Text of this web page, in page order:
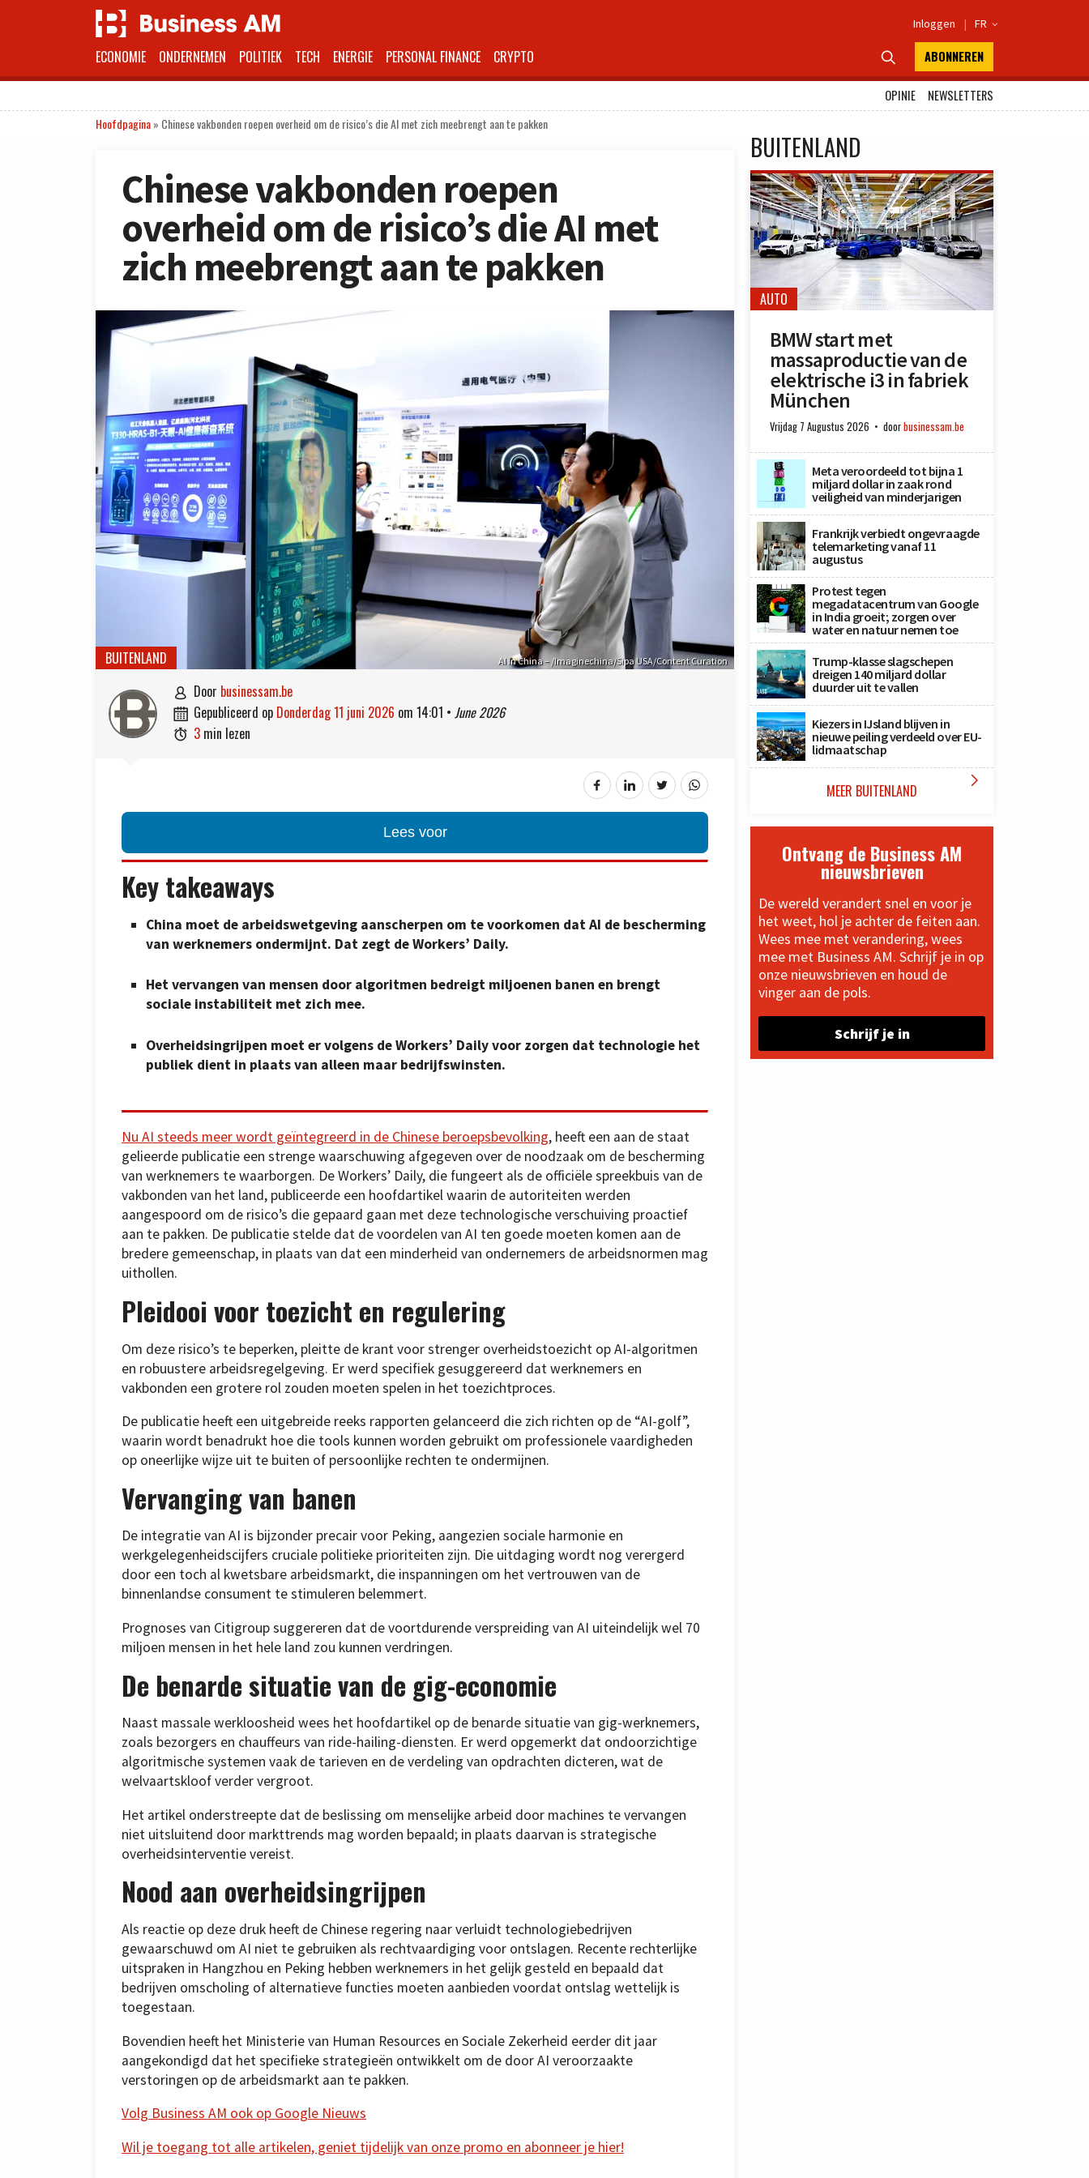
Inloggen | FR 
ECONOMIE ONDERNEMEN POLITIEK TECH ENERGIE PERSONAL FINANCE CRYPTO  ABONNEREN
OPINIE
NEWSLETTERS
Hoofdpagina» Chinese vakbonden roepen overheid om de risico’s die AI met zich meebrengt aan te pakken
Chinese vakbonden roepen
overheid om de risico’s die AI met
zich meebrengt aan te pakken
AI in China – /Imaginechina/Sipa USA/Content Curation
BUITENLAND
 door businessam.be
 gepubliceerd op donderdag 11 juni 2026 om 14:01 • June 2026
 3 min lezen
Lees voor
Key takeaways
China moet de arbeidswetgeving aanscherpen om te voorkomen dat AI de bescherming
van werknemers ondermijnt. Dat zegt de Workers’ Daily.
Het vervangen van mensen door algoritmen bedreigt miljoenen banen en brengt
sociale instabiliteit met zich mee.
Overheidsingrijpen moet er volgens de Workers’ Daily voor zorgen dat technologie het
publiek dient in plaats van alleen maar bedrijfswinsten.
Nu AI steeds meer wordt geïntegreerd in de Chinese beroepsbevolking, heeft een aan de staat
gelieerde publicatie een strenge waarschuwing afgegeven over de noodzaak om de bescherming
van werknemers te waarborgen. De Workers’ Daily, die fungeert als de officiële spreekbuis van de
vakbonden van het land, publiceerde een hoofdartikel waarin de autoriteiten werden
aangespoord om de risico’s die gepaard gaan met deze technologische verschuiving proactief
aan te pakken. De publicatie stelde dat de voordelen van AI ten goede moeten komen aan de
bredere gemeenschap, in plaats van dat een minderheid van ondernemers de arbeidsnormen mag
uithollen.
Pleidooi voor toezicht en regulering
Om deze risico’s te beperken, pleitte de krant voor strenger overheidstoezicht op AI-algoritmen
en robuustere arbeidsregelgeving. Er werd specifiek gesuggereerd dat werknemers en
vakbonden een grotere rol zouden moeten spelen in het toezichtproces.
De publicatie heeft een uitgebreide reeks rapporten gelanceerd die zich richten op de “AI-golf”,
waarin wordt benadrukt hoe die tools kunnen worden gebruikt om professionele vaardigheden
op oneerlijke wijze uit te buiten of persoonlijke rechten te ondermijnen.
Vervanging van banen
De integratie van AI is bijzonder precair voor Peking, aangezien sociale harmonie en
werkgelegenheidscijfers cruciale politieke prioriteiten zijn. Die uitdaging wordt nog verergerd
door een toch al kwetsbare arbeidsmarkt, die inspanningen om het vertrouwen van de
binnenlandse consument te stimuleren belemmert.
Prognoses van Citigroup suggereren dat de voortdurende verspreiding van AI uiteindelijk wel 70
miljoen mensen in het hele land zou kunnen verdringen.
De benarde situatie van de gig-economie
Naast massale werkloosheid wees het hoofdartikel op de benarde situatie van gig-werknemers,
zoals bezorgers en chauffeurs van ride-hailing-diensten. Er werd opgemerkt dat ondoorzichtige
algoritmische systemen vaak de tarieven en de verdeling van opdrachten dicteren, wat de
welvaartskloof verder vergroot.
Het artikel onderstreepte dat de beslissing om menselijke arbeid door machines te vervangen
niet uitsluitend door markttrends mag worden bepaald; in plaats daarvan is strategische
overheidsinterventie vereist.
Nood aan overheidsingrijpen
Als reactie op deze druk heeft de Chinese regering naar verluidt technologiebedrijven
gewaarschuwd om AI niet te gebruiken als rechtvaardiging voor ontslagen. Recente rechterlijke
uitspraken in Hangzhou en Peking hebben werknemers in het gelijk gesteld en bepaald dat
bedrijven omscholing of alternatieve functies moeten aanbieden voordat ontslag wettelijk is
toegestaan.
Bovendien heeft het Ministerie van Human Resources en Sociale Zekerheid eerder dit jaar
aangekondigd dat het specifieke strategieën ontwikkelt om de door AI veroorzaakte
verstoringen op de arbeidsmarkt aan te pakken.
Volg Business AM ook op Google Nieuws
Wil je toegang tot alle artikelen, geniet tijdelijk van onze promo en abonneer je hier!
BUITENLAND
AUTO
BMW start met
massaproductie van de
elektrische i3 in fabriek
München
Vrijdag 7 Augustus 2026 doorbusinessam.be
Meta veroordeeld tot bijna 1
miljard dollar in zaak rond
veiligheid van minderjarigen
Frankrijk verbiedt ongevraagde
telemarketing vanaf 11
augustus
Protest tegen
megadatacentrum van Google
in India groeit; zorgen over
water en natuur nemen toe
Trump-klasse slagschepen
dreigen 140 miljard dollar
duurder uit te vallen
Kiezers in IJsland blijven in
nieuwe peiling verdeeld over EU-
lidmaatschap
MEER BUITENLAND 
Ontvang de Business AM
nieuwsbrieven
De wereld verandert snel en voor je
het weet, hol je achter de feiten aan.
Wees mee met verandering, wees
mee met Business AM. Schrijf je in op
onze nieuwsbrieven en houd de
vinger aan de pols.
Schrijf je in